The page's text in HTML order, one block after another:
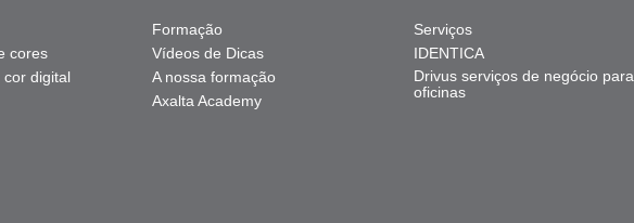
cores
cor digital
Formação
Vídeos de Dicas
A nossa formação
Axalta Academy
Serviços
IDENTICA
Drivus serviços de negócio para
oficinas